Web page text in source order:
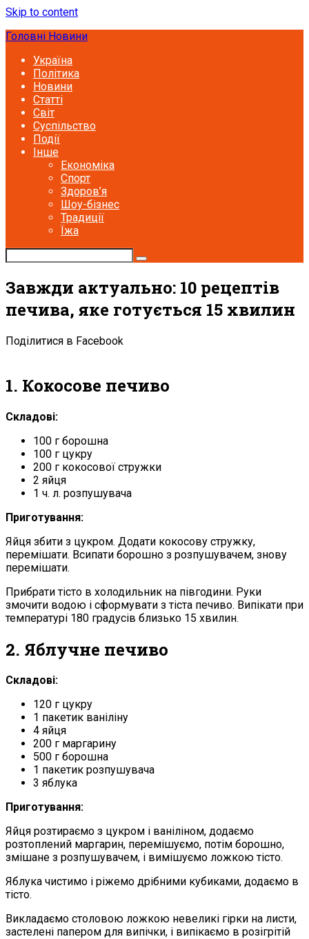
Skip to content
Головні Новини
Україна
Політика
Новини
Статті
Світ
Суспільство
Події
Інше
Економіка
Спорт
Здоров’я
Шоу-бізнес
Традиції
Їжа
Завжди актуально: 10 рецептів
печива, яке готується 15 хвилин
Поділитися в Facebook
1. Кокосове печиво
Складові:
100 г борошна
100 г цукру
200 г кокосової стружки
2 яйця
1 ч. л. розпушувача
Приготування:
Яйця збити з цукром. Додати кокосову стружку,
перемішати. Всипати борошно з розпушувачем, знову
перемішати.
Прибрати тісто в холодильник на півгодини. Руки
змочити водою і сформувати з тіста печиво. Випікати при
температурі 180 градусів близько 15 хвилин.
2. Яблучне печиво
Складові:
120 г цукру
1 пакетик ваніліну
4 яйця
200 г маргарину
500 г борошна
1 пакетик розпушувача
3 яблука
Приготування:
Яйця розтираємо з цукром і ваніліном, додаємо
розтоплений маргарин, перемішуємо, потім борошно,
змішане з розпушувачем, і вимішуємо ложкою тісто.
Яблука чистимо і ріжемо дрібними кубиками, додаємо в
тісто.
Викладаємо столовою ложкою невеликі гірки на листи,
застелені папером для випічки, і випікаємо в розігрітій